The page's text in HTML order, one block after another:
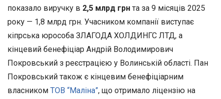
показало виручку в 2,5 млрд грн та за 9 місяців 2025
року — 1,8 млрд грн. Учасником компанії виступає
кіпрська юрособа ЗЛАГОДА ХОЛДИНГС ЛТД, а
кінцевий бенефіціар Андрій Володимирович
Покровський з реєстрацією у Волинській області. Пан
Покровський також є кінцевим бенефіціарним
власником ТОВ “Маліна”, що отримало ліцензію на